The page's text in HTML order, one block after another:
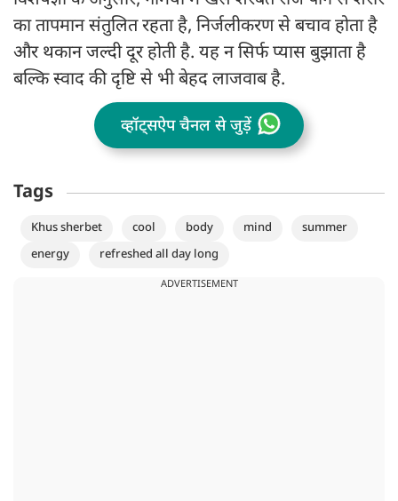
का तापमान संतुलित रहता है, निर्जलीकरण से बचाव होता है
और थकान जल्दी दूर होती है. यह न सिर्फ प्यास बुझाता है
बल्कि स्वाद की दृष्टि से भी बेहद लाजवाब है.
व्हॉट्सऐप चैनल से जुड़ें
Tags
Khus sherbet cool body mind
summer
energy
refreshed all day long
ADVERTISEMENT